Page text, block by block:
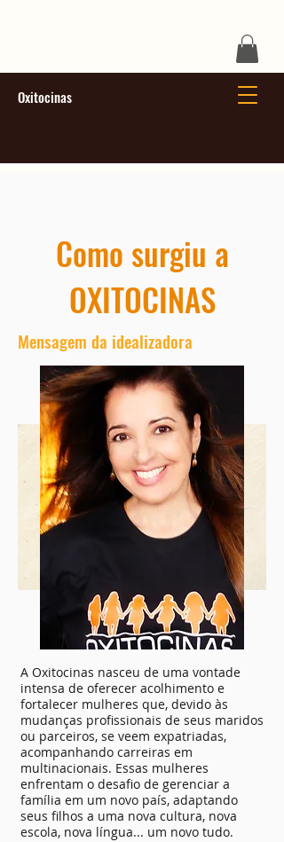
Oxitocinas
Como surgiu a
OXITOCINAS
Mensagem da idealizadora
A Oxitocinas nasceu de uma vontade
intensa de oferecer acolhimento e
fortalecer mulheres que, devido às
mudanças profissionais de seus maridos
ou parceiros, se veem expatriadas,
acompanhando carreiras em
multinacionais. Essas mulheres
enfrentam o desafio de gerenciar a
família em um novo país, adaptando
seus filhos a uma nova cultura, nova
escola, nova língua... um novo tudo.